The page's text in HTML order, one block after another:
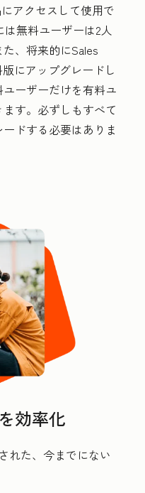
アクセスして使用で
は無料ユーザーは2人
た、将来的にSales
にアップグレードし
ーザーだけを有料ユ
す。必ずしもすべて
ドする必要はありま
効率化
れた、今までにない